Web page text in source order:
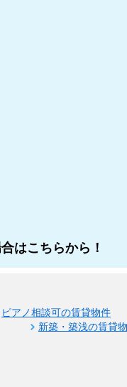
はこちらから！
ピアノ相談可の賃貸物件
新築・築浅の賃貸